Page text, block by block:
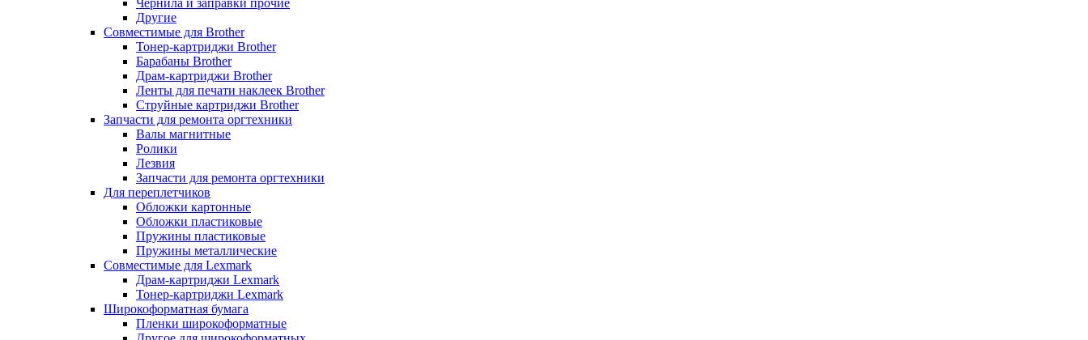
Чернила и заправки прочие
Другие
Совместимые для Brother
Тонер-картриджи Brother
Барабаны Brother
Драм-картриджи Brother
Ленты для печати наклеек Brother
Струйные картриджи Brother
Запчасти для ремонта оргтехники
Валы магнитные
Ролики
Лезвия
Запчасти для ремонта оргтехники
Для переплетчиков
Обложки картонные
Обложки пластиковые
Пружины пластиковые
Пружины металлические
Совместимые для Lexmark
Драм-картриджи Lexmark
Тонер-картриджи Lexmark
Широкоформатная бумага
Пленки широкоформатные